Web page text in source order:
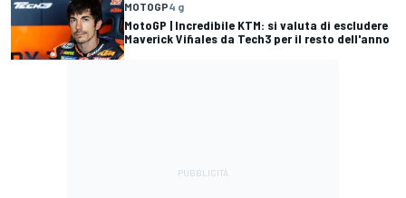
MOTOGP4 g
MotoGP | Incredibile KTM: si valuta di escludere
Maverick Viñales da Tech3 per il resto dell'anno